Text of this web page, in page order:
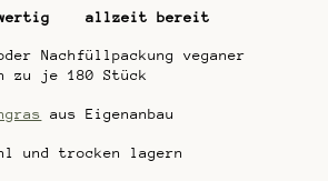
allzeit bereit
Nachfüllpackung veganer
zu je 180 Stück
aus Eigenanbau
und trocken lagern